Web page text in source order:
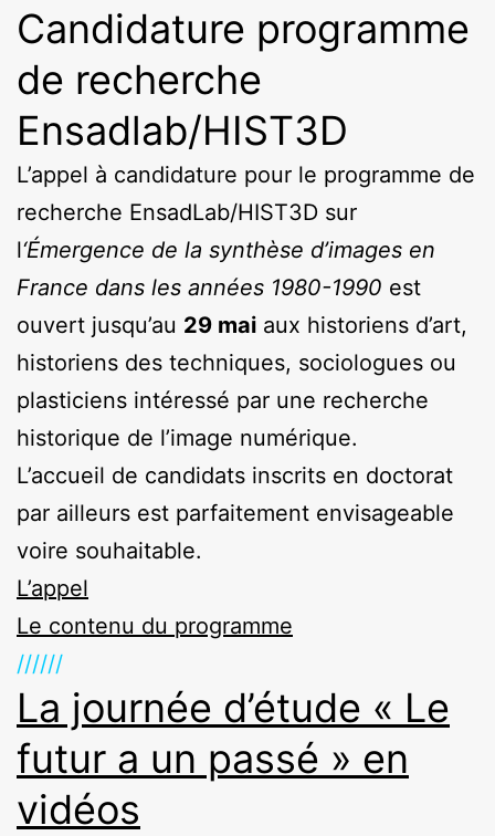
Candidature programme
de recherche
Ensadlab/HIST3D
L’appel à candidature pour le programme de
recherche EnsadLab/HIST3D sur
l‘Émergence de la synthèse d’images en
France dans les années 1980-1990 est
ouvert jusqu’au 29 mai aux historiens d’art,
historiens des techniques, sociologues ou
plasticiens intéressé par une recherche
historique de l’image numérique.
L’accueil de candidats inscrits en doctorat
par ailleurs est parfaitement envisageable
voire souhaitable.
L’appel
Le contenu du programme
//////
La journée d’étude « Le
futur a un passé » en
vidéos